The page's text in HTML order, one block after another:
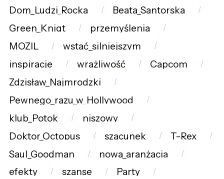
Dom_Ludzi_Rocka
Beata_Santorska
Green_Knigt
przemyślenia
MOZIL
wstać_silniejszym
inspiracje
wrażliwość
Capcom
Zdzisław_Najmrodzki
Pewnego_razu_w_Hollywood
klub_Potok
niszowy
Doktor_Octopus
szacunek
T-Rex
Saul_Goodman
nowa_aranżacja
efekty
szanse
Party